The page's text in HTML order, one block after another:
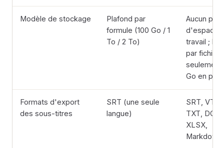
Modèle de stockage
Plafond par
formule (100 Go / 1
To / 2 To)
Aucun
d'espace
travail ;
par fichier
seulement
Go en
Formats d'export
des sous-titres
SRT (une seule
langue)
SRT, VTT,
TXT,
XLSX,
Markdown